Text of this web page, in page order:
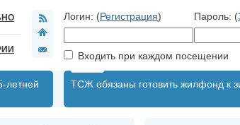
Логин: (Регистрация) Пароль: (
Входить при каждом посещении
летней
ТСЖ обязаны готовить жилфонд к